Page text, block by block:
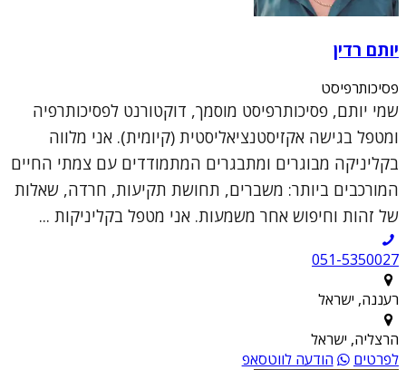
יותם רדין
פסיכותרפיסט
שמי יותם, פסיכותרפיסט מוסמך, דוקטורנט לפסיכותרפיה
ומטפל בגישה אקזיסטנציאליסטית (קיומית). אני מלווה
בקליניקה מבוגרים ומתבגרים המתמודדים עם צמתי החיים
המורכבים ביותר: משברים, תחושת תקיעות, חרדה, שאלות
של זהות וחיפוש אחר משמעות. אני מטפל בקליניקות ...
051-5350027
רעננה, ישראל
הרצליה, ישראל
לפרטים
הודעה לווטסאפ